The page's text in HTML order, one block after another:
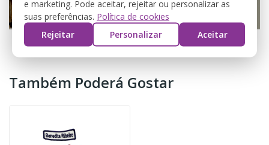
Também Poderá Gostar
e marketing. Pode aceitar, rejeitar ou personalizar as
suas preferências. Política de cookies
Rejeitar
Personalizar Aceitar